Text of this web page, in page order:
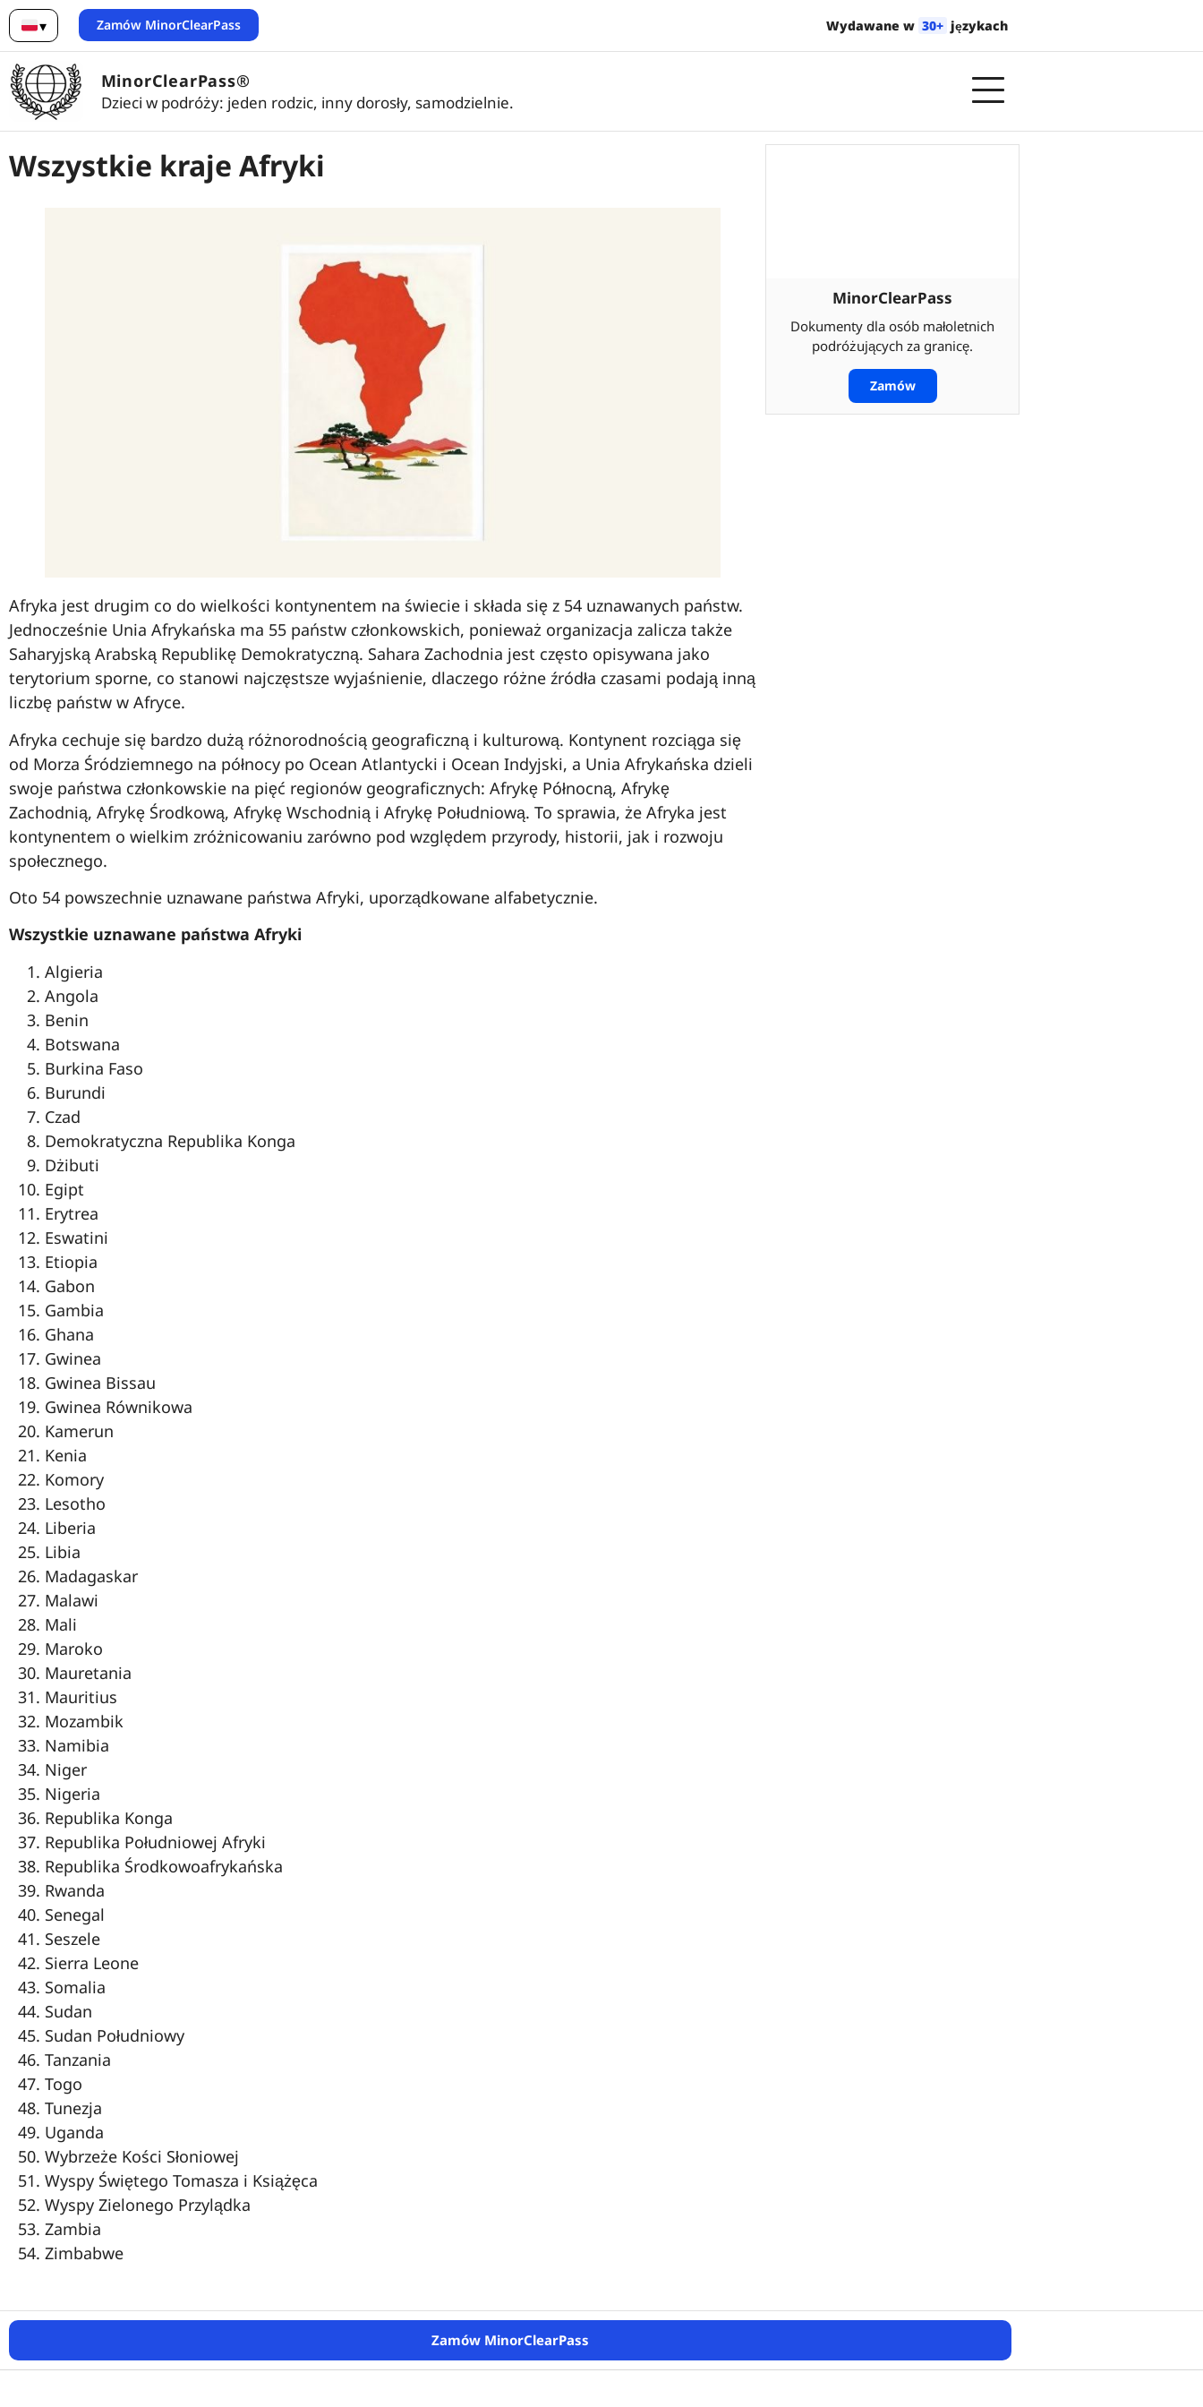
▾
Polski
Zamów MinorClearPass Wydawane w 30+ językach
MinorClearPass®
Dzieci w podróży: jeden rodzic, inny dorosły, samodzielnie.
Wszystkie kraje Afryki
Afryka jest drugim co do wielkości kontynentem na świecie i składa się z 54 uznawanych państw.
Jednocześnie Unia Afrykańska ma 55 państw członkowskich, ponieważ organizacja zalicza także
Saharyjską Arabską Republikę Demokratyczną. Sahara Zachodnia jest często opisywana jako
terytorium sporne, co stanowi najczęstsze wyjaśnienie, dlaczego różne źródła czasami podają inną
liczbę państw w Afryce.
Afryka cechuje się bardzo dużą różnorodnością geograficzną i kulturową. Kontynent rozciąga się
od Morza Śródziemnego na północy po Ocean Atlantycki i Ocean Indyjski, a Unia Afrykańska dzieli
swoje państwa członkowskie na pięć regionów geograficznych: Afrykę Północną, Afrykę
Zachodnią, Afrykę Środkową, Afrykę Wschodnią i Afrykę Południową. To sprawia, że Afryka jest
kontynentem o wielkim zróżnicowaniu zarówno pod względem przyrody, historii, jak i rozwoju
społecznego.
Oto 54 powszechnie uznawane państwa Afryki, uporządkowane alfabetycznie.
Wszystkie uznawane państwa Afryki
Algieria
Angola
Benin
Botswana
Burkina Faso
Burundi
Czad
Demokratyczna Republika Konga
Dżibuti
Egipt
Erytrea
Eswatini
Etiopia
Gabon
Gambia
Ghana
Gwinea
Gwinea Bissau
Gwinea Równikowa
Kamerun
Kenia
Komory
Lesotho
Liberia
Libia
Madagaskar
Malawi
Mali
Maroko
Mauretania
Mauritius
Mozambik
Namibia
Niger
Nigeria
Republika Konga
Republika Południowej Afryki
Republika Środkowoafrykańska
Rwanda
Senegal
Seszele
Sierra Leone
Somalia
Sudan
Sudan Południowy
Tanzania
Togo
Tunezja
Uganda
Wybrzeże Kości Słoniowej
Wyspy Świętego Tomasza i Książęca
Wyspy Zielonego Przylądka
Zambia
Zimbabwe
MinorClearPass
Dokumenty dla osób małoletnich
podróżujących za granicę.
Zamów
Zamów MinorClearPass